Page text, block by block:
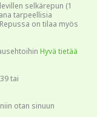
selkärepun (1
tarpeellisia
on tilaa myös
Hyvä tietää
tai
otan sinuun